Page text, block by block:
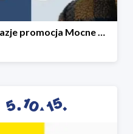
Mega okazje promocja Mocne marki do -70%